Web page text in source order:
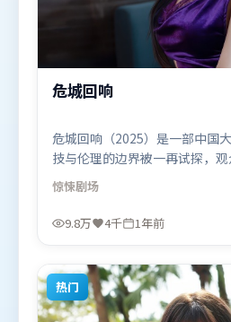
危城回响
危城回响（2025）是一部中国
技与伦理的边界被一再试探，
荡。人物关系网复杂却不凌乱，
量。由陈思诚执导，肖战、沈腾
联袂出演。影片于2025年6月1
惊悚剧场
9.8万 4千 1年前
热门